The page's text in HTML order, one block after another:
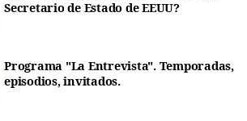
Secretario de Estado de EEUU?
Programa "La Entrevista". Temporadas,
episodios, invitados.